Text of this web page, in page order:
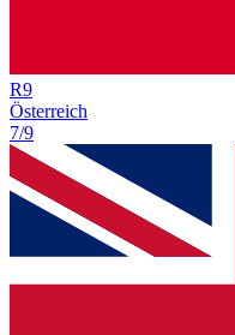
R9
Österreich
7/9